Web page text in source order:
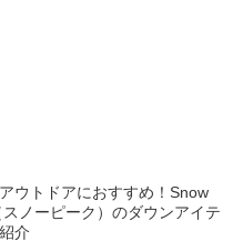
ウトドアにおすすめ！Snow
スノーピーク）のダウンアイテ
介